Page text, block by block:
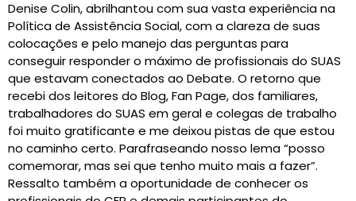
Denise Colin, abrilhantou com sua vasta experiência na
Política de Assistência Social, com a clareza de suas
colocações e pelo manejo das perguntas para
conseguir responder o máximo de profissionais do SUAS
que estavam conectados ao Debate. O retorno que
recebi dos leitores do Blog, Fan Page, dos familiares,
trabalhadores do SUAS em geral e colegas de trabalho
foi muito gratificante e me deixou pistas de que estou
no caminho certo. Parafraseando nosso lema “posso
comemorar, mas sei que tenho muito mais a fazer”.
Ressalto também a oportunidade de conhecer os